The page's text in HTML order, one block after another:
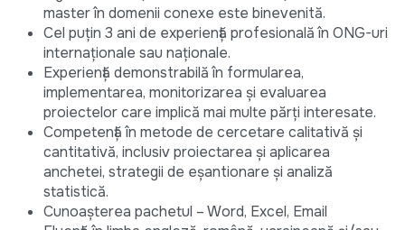
master în domenii conexe este binevenită.
Cel puțin 3 ani de experiență profesională în ONG-uri
internaționale sau naționale.
Experiență demonstrabilă în formularea,
implementarea, monitorizarea și evaluarea
proiectelor care implică mai multe părți interesate.
Competență în metode de cercetare calitativă și
cantitativă, inclusiv proiectarea și aplicarea
anchetei, strategii de eșantionare și analiză
statistică.
Cunoașterea pachetul – Word, Excel, Email